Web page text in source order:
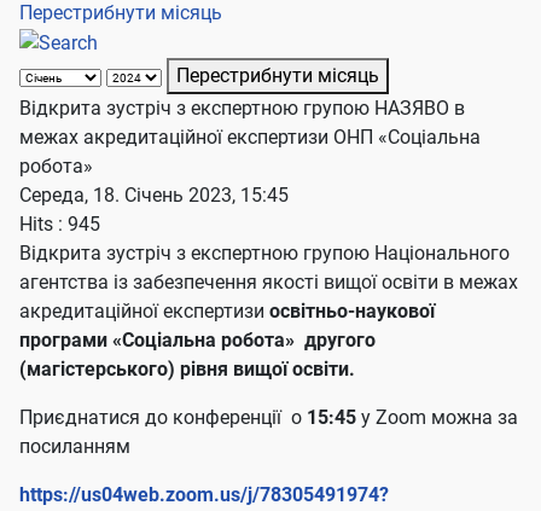
Перестрибнути місяць
Перестрибнути місяць
Відкрита зустріч з експертною групою НАЗЯВО в
межах акредитаційної експертизи ОНП «Соціальна
робота»
Середа, 18. Січень 2023, 15:45
Hits : 945
Відкрита зустріч з експертною групою Національного
агентства із забезпечення якості вищої освіти в межах
акредитаційної експертизи освітньо-наукової
програми «Соціальна робота» другого
(магістерського) рівня вищої освіти.
Приєднатися до конференції о 15:45 у Zoom можна за
посиланням
https://us04web.zoom.us/j/78305491974?